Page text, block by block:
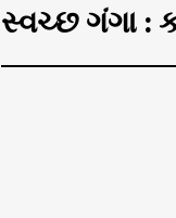
સ્વચ્છ ગંગા :